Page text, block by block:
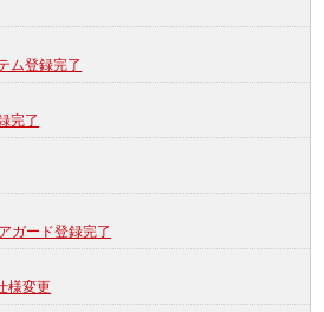
ム登録完了
完了
ガード登録完了
様変更